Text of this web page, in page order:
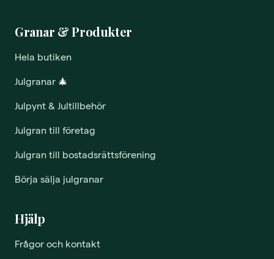
Granar & Produkter
Hela butiken
Julgranar 🎄
Julpynt & Jultillbehör
Julgran till företag
Julgran till bostadsrättsförening
Börja sälja julgranar
Hjälp
Frågor och kontakt